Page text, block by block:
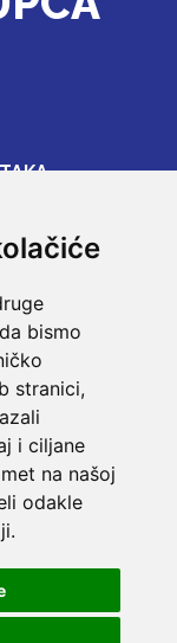
bismo
stranici,
i ciljane
na našoj
odakle